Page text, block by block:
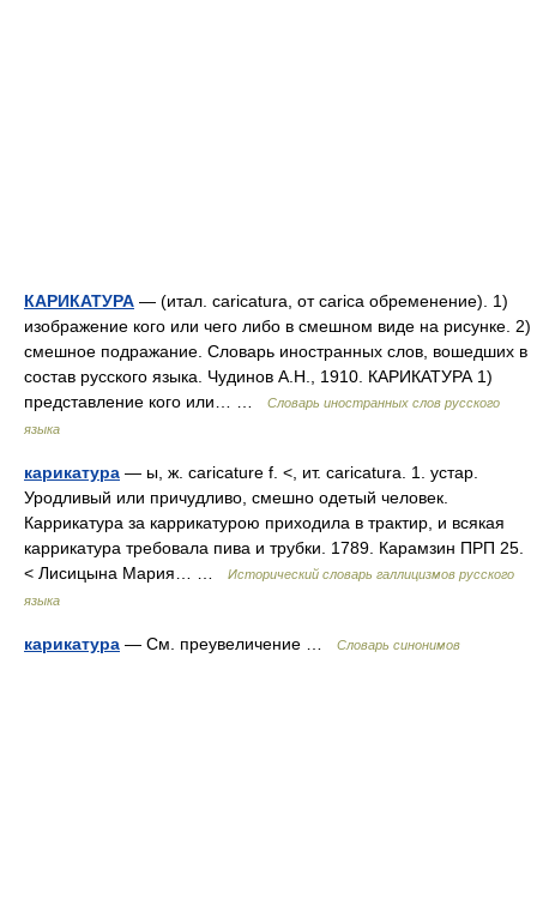
КАРИКАТУРА — (итал. caricatura, от carica обременение). 1)
изображение кого или чего либо в смешном виде на рисунке. 2)
смешное подражание. Словарь иностранных слов, вошедших в
состав русского языка. Чудинов А.Н., 1910. КАРИКАТУРА 1)
представление кого или… …
Словарь иностранных слов русского
языка
карикатура — ы, ж. caricature f. <, ит. caricatura. 1. устар.
Уродливый или причудливо, смешно одетый человек.
Каррикатура за каррикатурою приходила в трактир, и всякая
каррикатура требовала пива и трубки. 1789. Карамзин ПРП 25.
< Лисицына Мария… …
Исторический словарь галлицизмов русского
языка
карикатура — См. преувеличение … Словарь синонимов